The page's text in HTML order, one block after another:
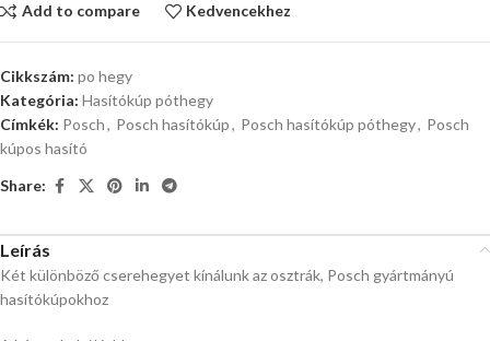
Add to compare Kedvencekhez
Cikkszám: po hegy
Kategória: Hasítókúp póthegy
Címkék: Posch, Posch hasítókúp, Posch hasítókúp póthegy, Posch
kúpos hasító
Share:
Leírás
Két különböző cserehegyet kínálunk az osztrák, Posch gyártmányú
hasítókúpokhoz